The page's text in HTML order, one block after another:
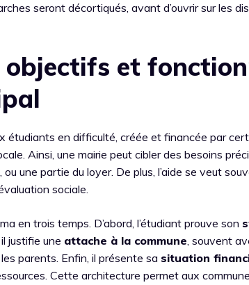
seront décortiqués, avant d’ouvrir sur les
objectifs et
étudiants en difficulté, créée et financée par
Ainsi, une mairie peut cibler des besoins
une partie du loyer. De plus, l’aide se veut
sociale.
en trois temps. D’abord, l’étudiant prouve son
justifie une attache à la commune, souvent
parents. Enfin, il présente sa situation
Cette architecture permet aux